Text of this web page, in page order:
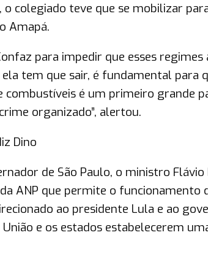
colegiado teve que se mobilizar
Amapá.
para impedir que esses regimes
tem que sair, é fundamental para
é um primeiro grande
organizado”, alertou.
Dino
de São Paulo, o ministro Flávio
ANP que permite o funcionamento
ao presidente Lula e ao
e os estados estabelecerem